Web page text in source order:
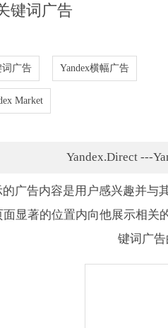
键词广告
词广告 Yandex横幅广告
Market
Yandex.Direct ---
的广告内容是用户感兴趣并
显著的位置内向他展示相
键词广